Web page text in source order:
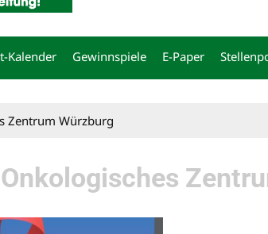
Kalender Gewinnspiele E-Paper
Zentrum Würzburg
Onkologisches